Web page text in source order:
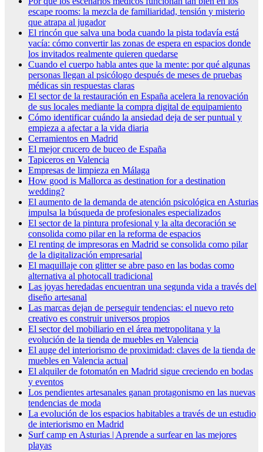
escape rooms: la mezcla de familiaridad, tensión y misterio
que atrapa al jugador
El rincón que salva una boda cuando la pista todavía está
vacía: cómo convertir las zonas de espera en espacios donde
los invitados realmente quieren quedarse
Cuando el cuerpo habla antes que la mente: por qué algunas
personas llegan al psicólogo después de meses de pruebas
médicas sin respuestas claras
El sector de la restauración en España acelera la renovación
de sus locales mediante la compra digital de equipamiento
Cómo identificar cuándo la ansiedad deja de ser puntual y
empieza a afectar a la vida diaria
Cerramientos en Madrid
El mejor crucero de buceo de España
Tapiceros en Valencia
Empresas de limpieza en Málaga
How good is Mallorca as destination for a destination
wedding?
El aumento de la demanda de atención psicológica en Asturias
impulsa la búsqueda de profesionales especializados
El sector de la pintura profesional y la alta decoración se
consolida como pilar en la reforma de espacios
El renting de impresoras en Madrid se consolida como pilar
de la digitalización empresarial
El maquillaje con glitter se abre paso en las bodas como
alternativa al photocall tradicional
Las joyas heredadas encuentran una segunda vida a través del
diseño artesanal
Las marcas dejan de perseguir tendencias: el nuevo reto
creativo es construir universos propios
El sector del mobiliario en el área metropolitana y la
evolución de la tienda de muebles en Valencia
El auge del interiorismo de proximidad: claves de la tienda de
muebles en Valencia actual
El alquiler de fotomatón en Madrid sigue creciendo en bodas
y eventos
Los pendientes artesanales ganan protagonismo en las nuevas
tendencias de moda
La evolución de los espacios habitables a través de un estudio
de interiorismo en Madrid
Surf camp en Asturias | Aprende a surfear en las mejores
playas